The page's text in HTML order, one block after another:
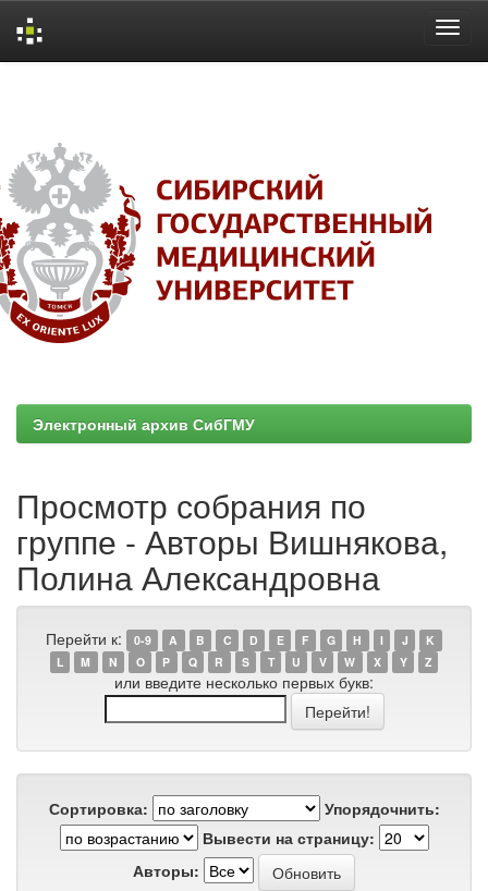
Электронный архив СибГМУ
Просмотр собрания по
группе - Авторы Вишнякова,
Полина Александровна
Перейти к: 0-9 A B C D E F G H I J
K
L
M N O P Q R S T U V W X Y Z
или введите несколько первых букв:
Сортировка:
Упорядочнить:
Вывести на страницу:
Авторы: